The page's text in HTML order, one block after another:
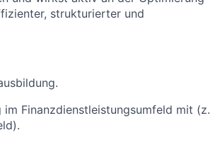
strukturierter und
Finanzdienstleistungsumfeld mit (z.